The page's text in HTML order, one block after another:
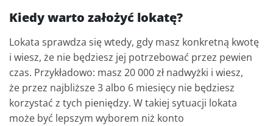
Kiedy warto założyć lokatę?
Lokata sprawdza się wtedy, gdy masz konkretną kwotę
i wiesz, że nie będziesz jej potrzebować przez pewien
czas. Przykładowo: masz 20 000 zł nadwyżki i wiesz,
że przez najbliższe 3 albo 6 miesięcy nie będziesz
korzystać z tych pieniędzy. W takiej sytuacji lokata
może być lepszym wyborem niż konto